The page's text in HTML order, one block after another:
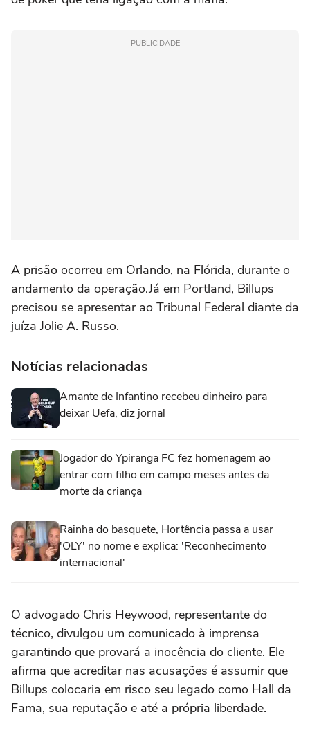
PUBLICIDADE
A prisão ocorreu em Orlando, na Flórida, durante o
andamento da operação.Já em Portland, Billups
precisou se apresentar ao Tribunal Federal diante da
juíza Jolie A. Russo.
Notícias relacionadas
Amante de Infantino recebeu dinheiro para
deixar Uefa, diz jornal
Jogador do Ypiranga FC fez homenagem ao
entrar com filho em campo meses antes da
morte da criança
Rainha do basquete, Hortência passa a usar
'OLY' no nome e explica: 'Reconhecimento
internacional'
O advogado Chris Heywood, representante do
técnico, divulgou um comunicado à imprensa
garantindo que provará a inocência do cliente. Ele
afirma que acreditar nas acusações é assumir que
Billups colocaria em risco seu legado como Hall da
Fama, sua reputação e até a própria liberdade.